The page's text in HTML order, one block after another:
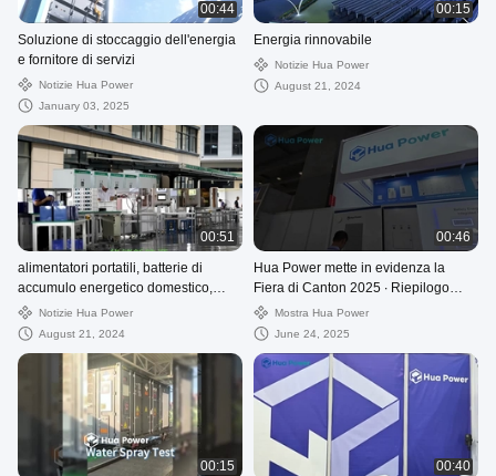
00:44
Soluzione di stoccaggio dell'energia
e fornitore di servizi
Notizie Hua Power
January 03, 2025
00:15
Energia rinnovabile
Notizie Hua Power
August 21, 2024
00:51
alimentatori portatili, batterie di
accumulo energetico domestico,
armadi commerciali di accumulo
energetico
Notizie Hua Power
August 21, 2024
00:46
Hua Power mette in evidenza la
Fiera di Canton 2025 ∙ Riepilogo
delle soluzioni per lo stoccaggio
dell'energia
Mostra Hua Power
June 24, 2025
00:15 00:40